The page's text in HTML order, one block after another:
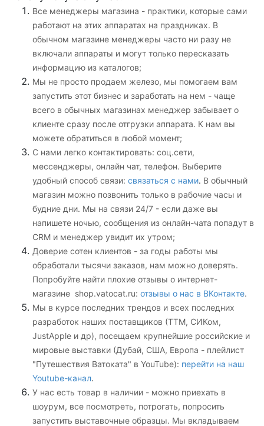
Все менеджеры магазина - практики, которые сами
работают на этих аппаратах на праздниках. В
обычном магазине менеджеры часто ни разу не
включали аппараты и могут только пересказать
информацию из каталогов;
Мы не просто продаем железо, мы помогаем вам
запустить этот бизнес и заработать на нем - чаще
всего в обычных магазинах менеджер забывает о
клиенте сразу после отгрузки аппарата. К нам вы
можете обратиться в любой момент;
С нами легко контактировать: соц.сети,
мессенджеры, онлайн чат, телефон. Выберите
удобный способ связи: связаться с нами. В обычный
магазин можно позвонить только в рабочие часы и
будние дни. Мы на связи 24/7 - если даже вы
напишете ночью, сообщения из онлайн-чата попадут в
CRM и менеджер увидит их утром;
Доверие сотен клиентов - за годы работы мы
обработали тысячи заказов, нам можно доверять.
Попробуйте найти плохие отзывы о интернет-
магазине shop.vatocat.ru: отзывы о нас в ВКонтакте.
Мы в курсе последних трендов и всех последних
разработок наших поставщиков (ТТМ, СИКом,
JustApple и др), посещаем крупнейшие российские и
мировые выставки (Дубай, США, Европа - плейлист
"Путешествия Ватоката" в YouTube): перейти на наш
Youtube-канал.
У нас есть товар в наличии - можно приехать в
шоурум, все посмотреть, потрогать, попросить
запустить выставочные образцы. Мы вкладываем